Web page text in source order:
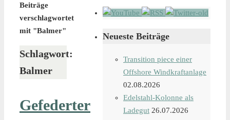
Start
Beiträge
verschlagwortet
mit "Balmer"
Schlagwort:
Balmer
Gefederter
Neueste Beiträge
Transition piece einer
Offshore Windkraftanlage
02.08.2026
Edelstahl-Kolonne als
Ladegut 26.07.2026